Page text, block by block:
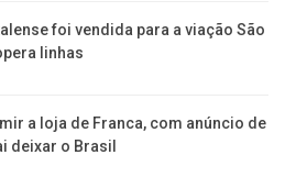
foi vendida para a viação São
linhas
a loja de Franca, com anúncio de
deixar o Brasil